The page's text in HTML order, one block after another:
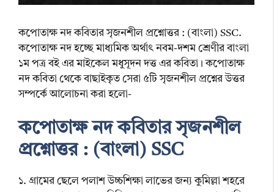
কপোতাক্ষ নদ কবিতার সৃজনশীল প্রশ্নোত্তর : (বাংলা) SSC.
কপোতাক্ষ নদ হচ্ছে মাধ্যমিক অর্থাৎ নবম-দশম শ্রেণীর বাংলা
১ম পত্র বই এর মাইকেল মধুসূদন দত্ত এর কবিতা। কপোতাক্ষ
নদ কবিতা থেকে বাছাইকৃত সেরা ৫টি সৃজনশীল প্রশ্নের উত্তর
সম্পর্কে আলোচনা করা হলো-
কপোতাক্ষ নদ কবিতার সৃজনশীল
প্রশ্নোত্তর : (বাংলা) SSC
১. গ্রামের ছেলে পলাশ উচ্চশিক্ষা লাভের জন্য কুমিল্লা শহরে